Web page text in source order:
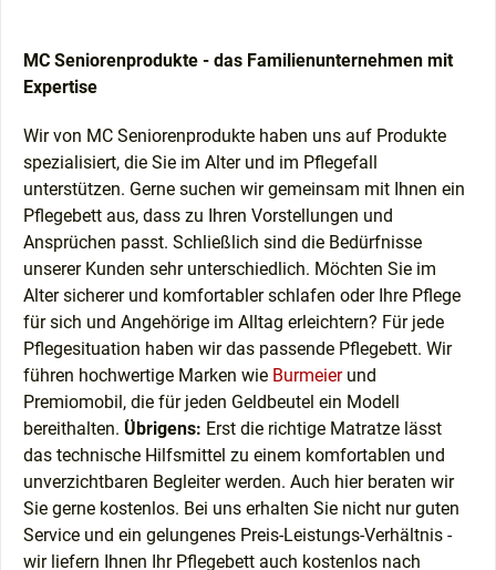
MC Seniorenprodukte - das Familienunternehmen mit
Expertise
Wir von MC Seniorenprodukte haben uns auf Produkte
spezialisiert, die Sie im Alter und im Pflegefall
unterstützen. Gerne suchen wir gemeinsam mit Ihnen ein
Pflegebett aus, dass zu Ihren Vorstellungen und
Ansprüchen passt. Schließlich sind die Bedürfnisse
unserer Kunden sehr unterschiedlich. Möchten Sie im
Alter sicherer und komfortabler schlafen oder Ihre Pflege
für sich und Angehörige im Alltag erleichtern? Für jede
Pflegesituation haben wir das passende Pflegebett. Wir
führen hochwertige Marken wie Burmeierund
Premiomobil, die für jeden Geldbeutel ein Modell
bereithalten. Übrigens: Erst die richtige Matratze lässt
das technische Hilfsmittel zu einem komfortablen und
unverzichtbaren Begleiter werden. Auch hier beraten wir
Sie gerne kostenlos. Bei uns erhalten Sie nicht nur guten
Service und ein gelungenes Preis-Leistungs-Verhältnis -
wir liefern Ihnen Ihr Pflegebett auch kostenlos nach